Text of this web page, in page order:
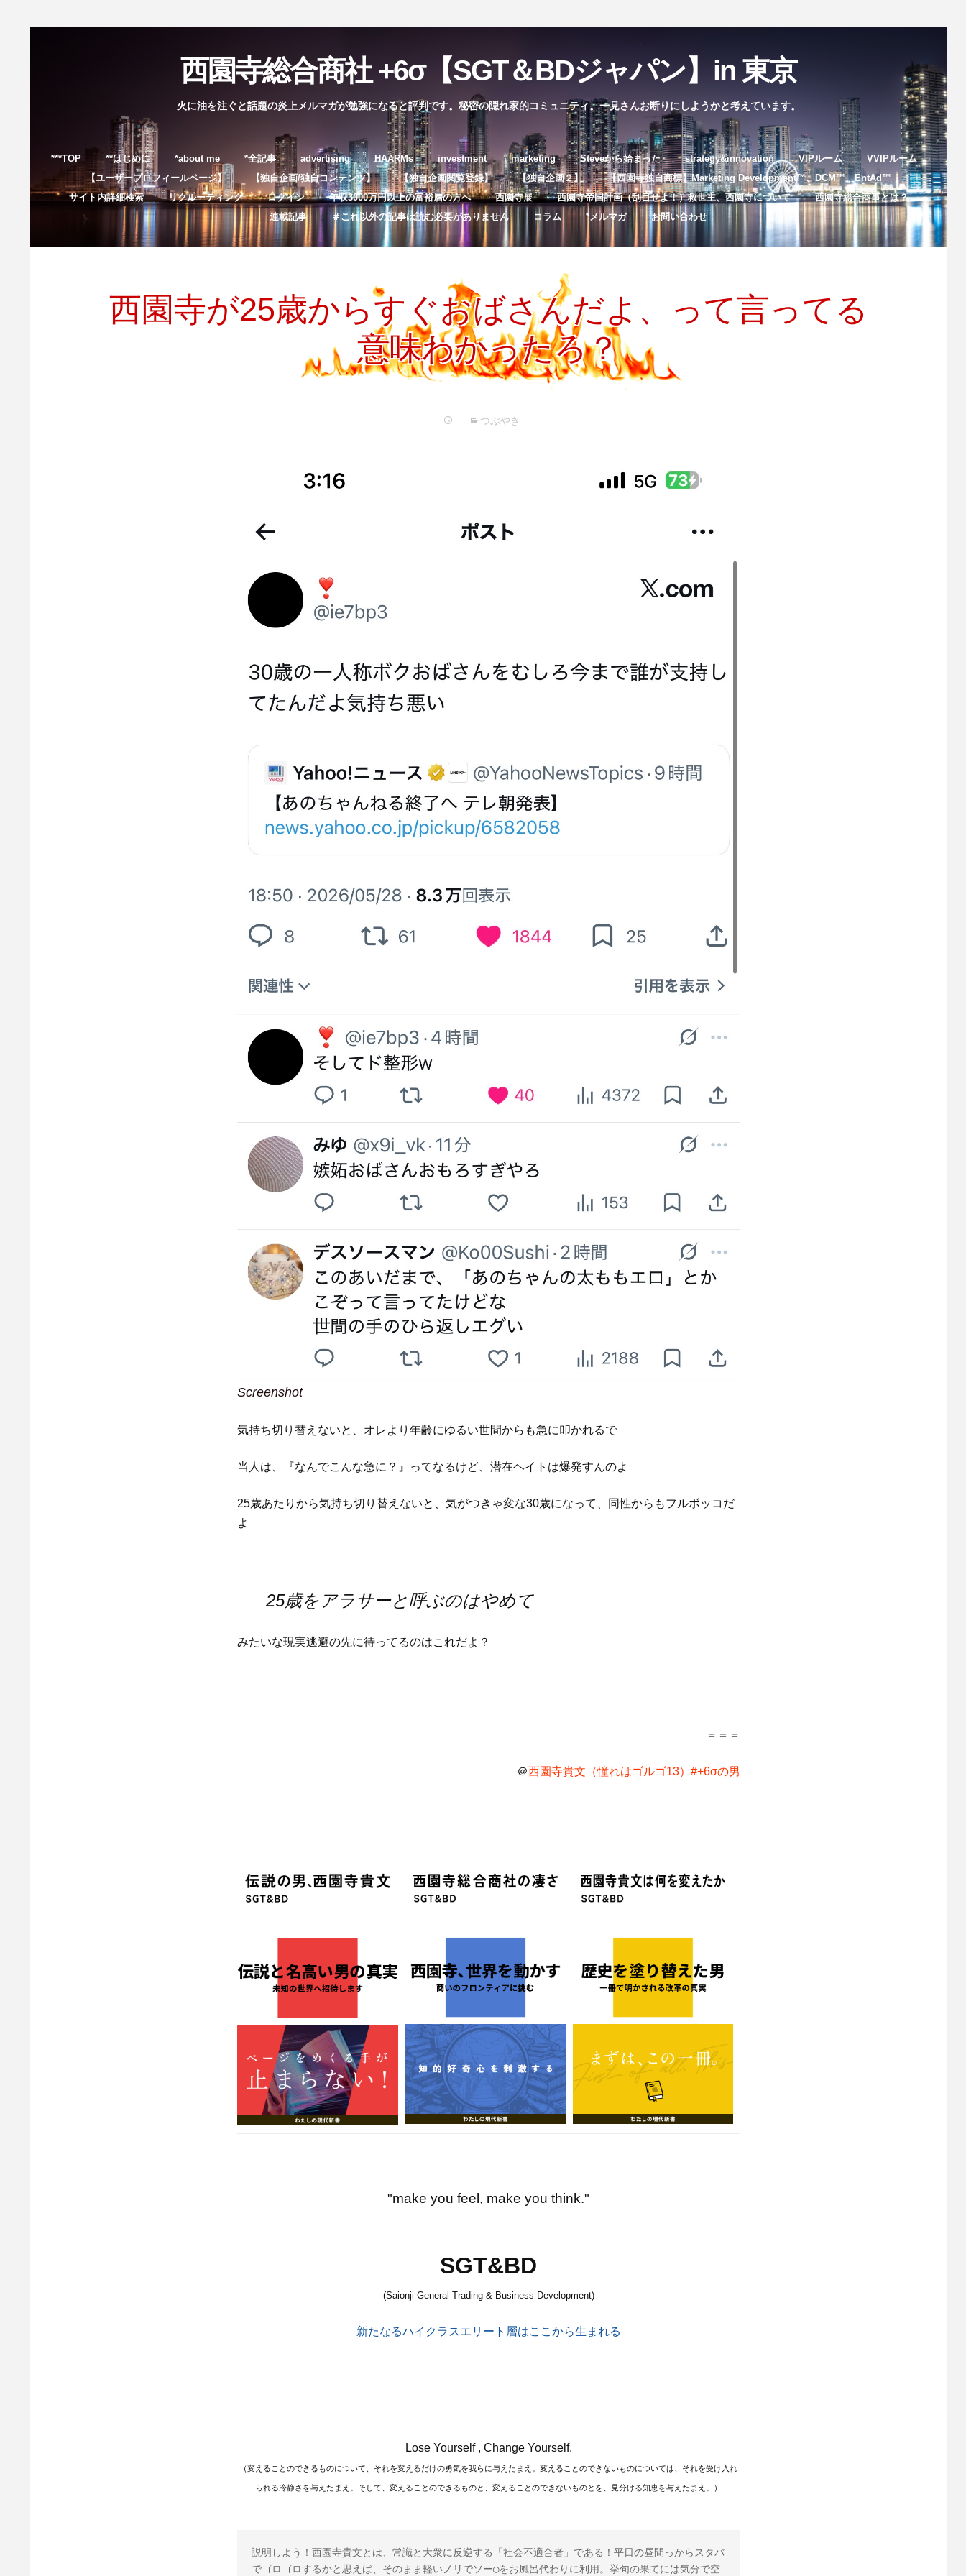
西園寺総合商社 +6σ【SGT＆BDジャパン】in 東京
火に油を注ぐと話題の炎上メルマガが勉強になると評判です。秘密の隠れ家的コミュニティ。一見さんお断りにしようかと考えています。
コ
ン
テ
ン
ッ
***TOP **はじめに *about me *全記事 advertising HAARMs investment marketing Steveから始まった strategy&innovation VIPルーム
VVIPルーム
【ユーザープロフィールページ】
【独自企画/独自コンテンツ】 【独自企画閲覧登録】 【独自企画２】
【西園寺独自商標】Marketing Development™️、DCM™️、EntAd™️
サイト内詳細検索
リクルーティング ログイン 年収3000万円以上の富裕層の方へ 西園寺展 西園寺帝国計画（刮目せよ！）救世主、西園寺について
西園寺総合商事とは？
連載記事
＃これ以外の記事は読む必要がありません コラム *メルマガ お問い合わせ
西園寺が25歳からすぐおばさんだよ、って言ってる
意味わかったろ？
つぶやき
Screenshot
気持ち切り替えないと、オレより年齢にゆるい世間からも急に叩かれるで
当人は、『なんでこんな急に？』ってなるけど、潜在ヘイトは爆発すんのよ
25歳あたりから気持ち切り替えないと、気がつきゃ変な30歳になって、同性からもフルボッコだ
よ
25歳をアラサーと呼ぶのはやめて
みたいな現実逃避の先に待ってるのはこれだよ？
＝＝＝
＠西園寺貴文（憧れはゴルゴ13）#+6σの男
"make you feel, make you think."
SGT&BD
(Saionji General Trading & Business Development)
新たなるハイクラスエリート層はここから生まれる
Lose Yourself , Change Yourself.
（変えることのできるものについて、それを変えるだけの勇気を我らに与えたまえ。変えることのできないものについては、それを受け入れ
られる冷静さを与えたまえ。そして、変えることのできるものと、変えることのできないものとを、見分ける知恵を与えたまえ。）
説明しよう！西園寺貴文とは、常識と大衆に反逆する「社会不適合者」である！平日の昼間っからスタバ
でゴロゴロするかと思えば、そのまま軽いノリでソー◯をお風呂代わりに利用。挙句の果てには気分で空